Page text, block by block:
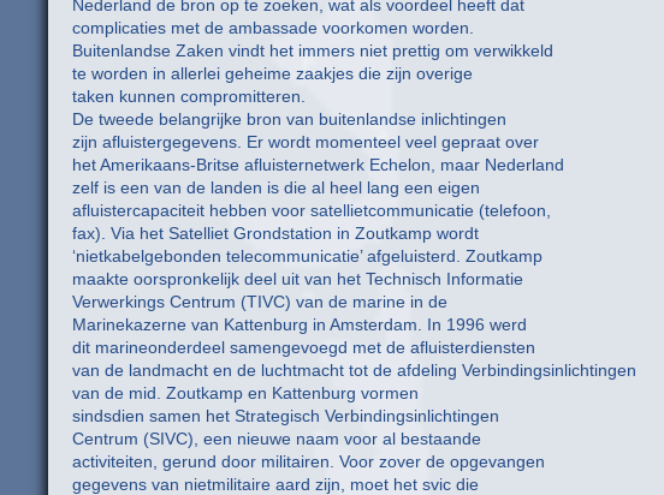
Nederland de bron op te zoeken, wat als voordeel heeft dat
complicaties met de ambassade voorkomen worden.
Buitenlandse Zaken vindt het immers niet prettig om verwikkeld
te worden in allerlei geheime zaakjes die zijn overige
taken kunnen compromitteren.
De tweede belangrijke bron van buitenlandse inlichtingen
zijn afluistergegevens. Er wordt momenteel veel gepraat over
het Amerikaans-Britse afluisternetwerk Echelon, maar Nederland
zelf is een van de landen is die al heel lang een eigen
afluistercapaciteit hebben voor satellietcommunicatie (telefoon,
fax). Via het Satelliet Grondstation in Zoutkamp wordt
‘nietkabelgebonden telecommunicatie’ afgeluisterd. Zoutkamp
maakte oorspronkelijk deel uit van het Technisch Informatie
Verwerkings Centrum (TIVC) van de marine in de
Marinekazerne van Kattenburg in Amsterdam. In 1996 werd
dit marineonderdeel samengevoegd met de afluisterdiensten
van de landmacht en de luchtmacht tot de afdeling Verbindingsinlichtingen
van de mid. Zoutkamp en Kattenburg vormen
sindsdien samen het Strategisch Verbindingsinlichtingen
Centrum (SIVC), een nieuwe naam voor al bestaande
activiteiten, gerund door militairen. Voor zover de opgevangen
gegevens van nietmilitaire aard zijn, moet het svic die